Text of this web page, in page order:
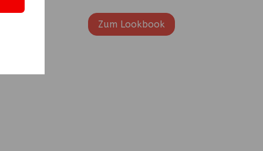
Zum Lookbook